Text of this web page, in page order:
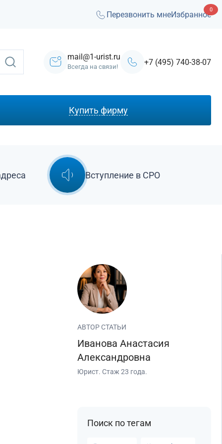
Перезвонить мнеИзбранное
0
mail@1-urist.ru
Всегда на связи! +7 (495) 740-38-07
Купить фирму
Под лизинг
Под кредит
На УСН
С историей и оборотами
ИТ-компании
Оценочные компании
Готовые нулевые компании
Готовые фирмы по недвижимости
Готовые фирмы ЖКХ
Бухгалтерские компании
Торговые компании
Вступление в СРО
АВТОР СТАТЬИ
Иванова Анастасия
Александровна
Юрист. Стаж 23 года.
Поиск по тегам